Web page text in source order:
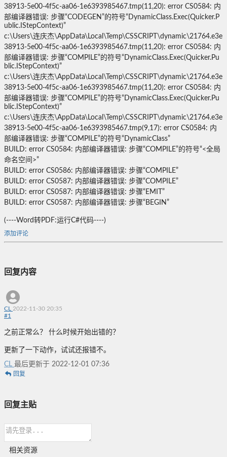
38913-5e00-4f5c-aa06-1e6393985467.tmp(11,20): error CS0584: 内
部编译器错误: 步骤“CODEGEN”的符号“DynamicClass.Exec(Quicker.P
ublic.IStepContext)”
c:\Users\连庆杰\AppData\Local\Temp\CSSCRIPT\dynamic\21764.e3e
38913-5e00-4f5c-aa06-1e6393985467.tmp(11,20): error CS0584: 内
部编译器错误: 步骤“COMPILE”的符号“DynamicClass.Exec(Quicker.Pu
blic.IStepContext)”
c:\Users\连庆杰\AppData\Local\Temp\CSSCRIPT\dynamic\21764.e3e
38913-5e00-4f5c-aa06-1e6393985467.tmp(11,20): error CS0584: 内
部编译器错误: 步骤“COMPILE”的符号“DynamicClass.Exec(Quicker.Pu
blic.IStepContext)”
c:\Users\连庆杰\AppData\Local\Temp\CSSCRIPT\dynamic\21764.e3e
38913-5e00-4f5c-aa06-1e6393985467.tmp(9,17): error CS0584: 内
部编译器错误: 步骤“COMPILE”的符号“DynamicClass”
BUILD: error CS0584: 内部编译器错误: 步骤“COMPILE”的符号“<全局
命名空间>”
BUILD: error CS0586: 内部编译器错误: 步骤“COMPILE”
BUILD: error CS0587: 内部编译器错误: 步骤“COMPILE”
BUILD: error CS0587: 内部编译器错误: 步骤“EMIT”
BUILD: error CS0587: 内部编译器错误: 步骤“BEGIN”
(----Word转PDF:运行C#代码----)
添加评论
回复内容
CL 2022-11-30 20:35
#1
之前正常么？ 什么时候开始出错的？
更新了一下动作，试试还报错不。
CL 最后更新于 2022-12-01 07:36
回复
回复主贴
相关资源